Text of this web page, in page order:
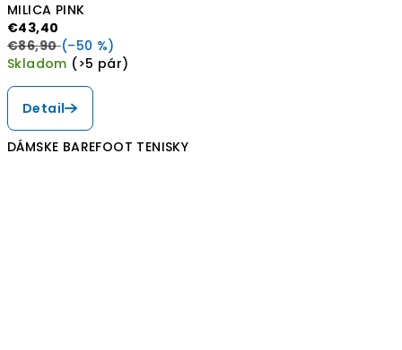
MILICA PINK
€43,40
€86,90 (–50 %)
Skladom (>5 pár)
Detail
DÁMSKE BAREFOOT TENISKY